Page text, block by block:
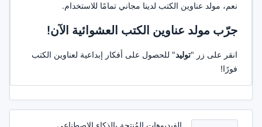
نعم، مولد عناوين الكتب لدينا مجاني تمامًا للاستخدام.
جرّب مولد عناوين الكتب العشوائية الآن!
انقر على زر "توليد" للحصول على أفكار إبداعية لعناوين الكتب
فورًا!
الفيديوهات المُنتجة بالذكاء الاصطناعي